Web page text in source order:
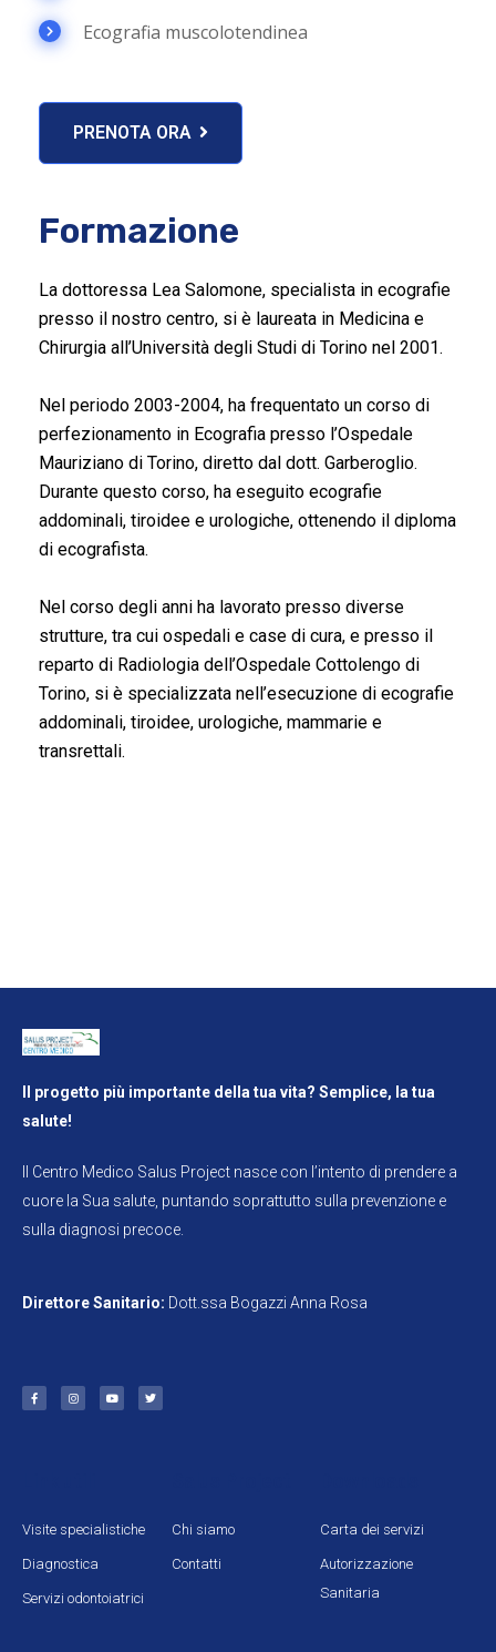
Ecografia muscolotendinea
PRENOTA ORA
Formazione
La dottoressa Lea Salomone, specialista in ecografie
presso il nostro centro, si è laureata in Medicina e
Chirurgia all’Università degli Studi di Torino nel 2001.
Nel periodo 2003-2004, ha frequentato un corso di
perfezionamento in Ecografia presso l’Ospedale
Mauriziano di Torino, diretto dal dott. Garberoglio.
Durante questo corso, ha eseguito ecografie
addominali, tiroidee e urologiche, ottenendo il diploma
di ecografista.
Nel corso degli anni ha lavorato presso diverse
strutture, tra cui ospedali e case di cura, e presso il
reparto di Radiologia dell’Ospedale Cottolengo di
Torino, si è specializzata nell’esecuzione di ecografie
addominali, tiroidee, urologiche, mammarie e
transrettali.
Il progetto più importante della tua vita? Semplice, la tua
salute!
Il Centro Medico Salus Project nasce con l’intento di prendere a
cuore la Sua salute, puntando soprattutto sulla prevenzione e
sulla diagnosi precoce.
Direttore Sanitario: Dott.ssa Bogazzi Anna Rosa
Visite specialistiche
Diagnostica
Servizi odontoiatrici
Chi siamo
Contatti
Carta dei servizi
Autorizzazione
Sanitaria